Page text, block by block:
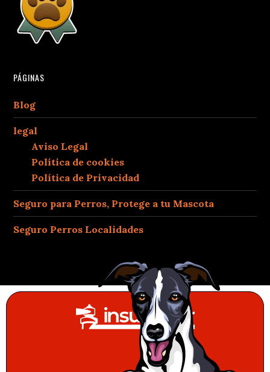
PÁGINAS
Blog
legal
Aviso Legal
Política de cookies
Política de Privacidad
Seguro para Perros, Protege a tu Mascota
Seguro Perros Localidades